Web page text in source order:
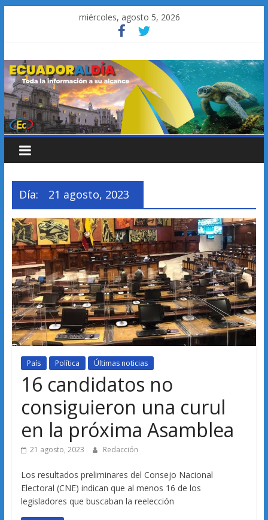
miércoles, agosto 5, 2026
Día: 21 agosto, 2023
País Política Últimas noticias
16 candidatos no
consiguieron una curul
en la próxima Asamblea
21 agosto, 2023 Redacción
Los resultados preliminares del Consejo Nacional
Electoral (CNE) indican que al menos 16 de los
legisladores que buscaban la reelección